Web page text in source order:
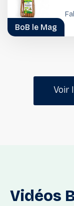
BoB le Mag
Voir
Vidéos